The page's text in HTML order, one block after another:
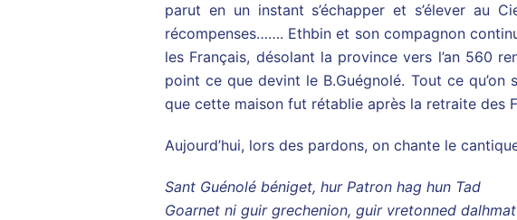
parut en un instant s’échapper et s’élever au
récompenses……. Ethbin et son compagnon
les Français, désolant la province vers l’an 560
point ce que devint le B.Guégnolé. Tout ce
que cette maison fut rétablie après la retraite des
Aujourd’hui, lors des pardons, on chante le
Sant Guénolé béniget, hur Patron hag hun Tad
Goarnet ni guir grechenion, guir vretonned dalhmat